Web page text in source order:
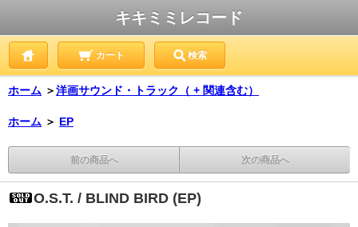
キキミミレコード
カート 検索
ホーム ＞洋画サウンド・トラック（ + 関連含む）
ホーム ＞ EP
前の商品へ 次の商品へ
O.S.T. / BLIND BIRD (EP)